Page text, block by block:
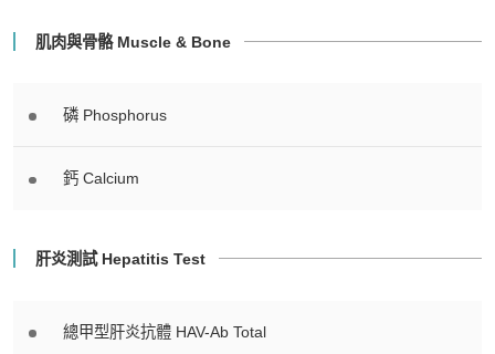
肌肉與骨骼 Muscle & Bone
磷 Phosphorus
鈣 Calcium
肝炎測試 Hepatitis Test
總甲型肝炎抗體 HAV-Ab Total